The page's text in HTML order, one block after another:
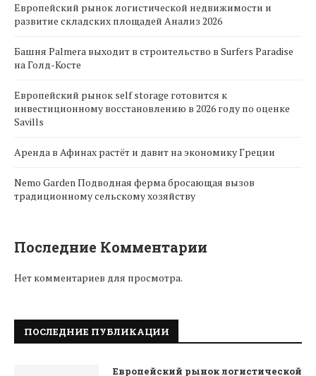
Европейский рынок логистической недвижимости и
развитие складских площадей Анализ 2026
Башня Palmera выходит в строительство в Surfers Paradise
на Голд-Косте
Европейский рынок self storage готовится к
инвестиционному восстановлению в 2026 году по оценке
Savills
Аренда в Афинах растёт и давит на экономику Греции
Nemo Garden Подводная ферма бросающая вызов
традиционному сельскому хозяйству
Последние Комментарии
Нет комментариев для просмотра.
ПОСЛЕДНИЕ ПУБЛИКАЦИИ
Европейский рынок логистической